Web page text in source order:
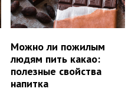
Можно ли пожилым
людям пить какао:
полезные свойства
напитка